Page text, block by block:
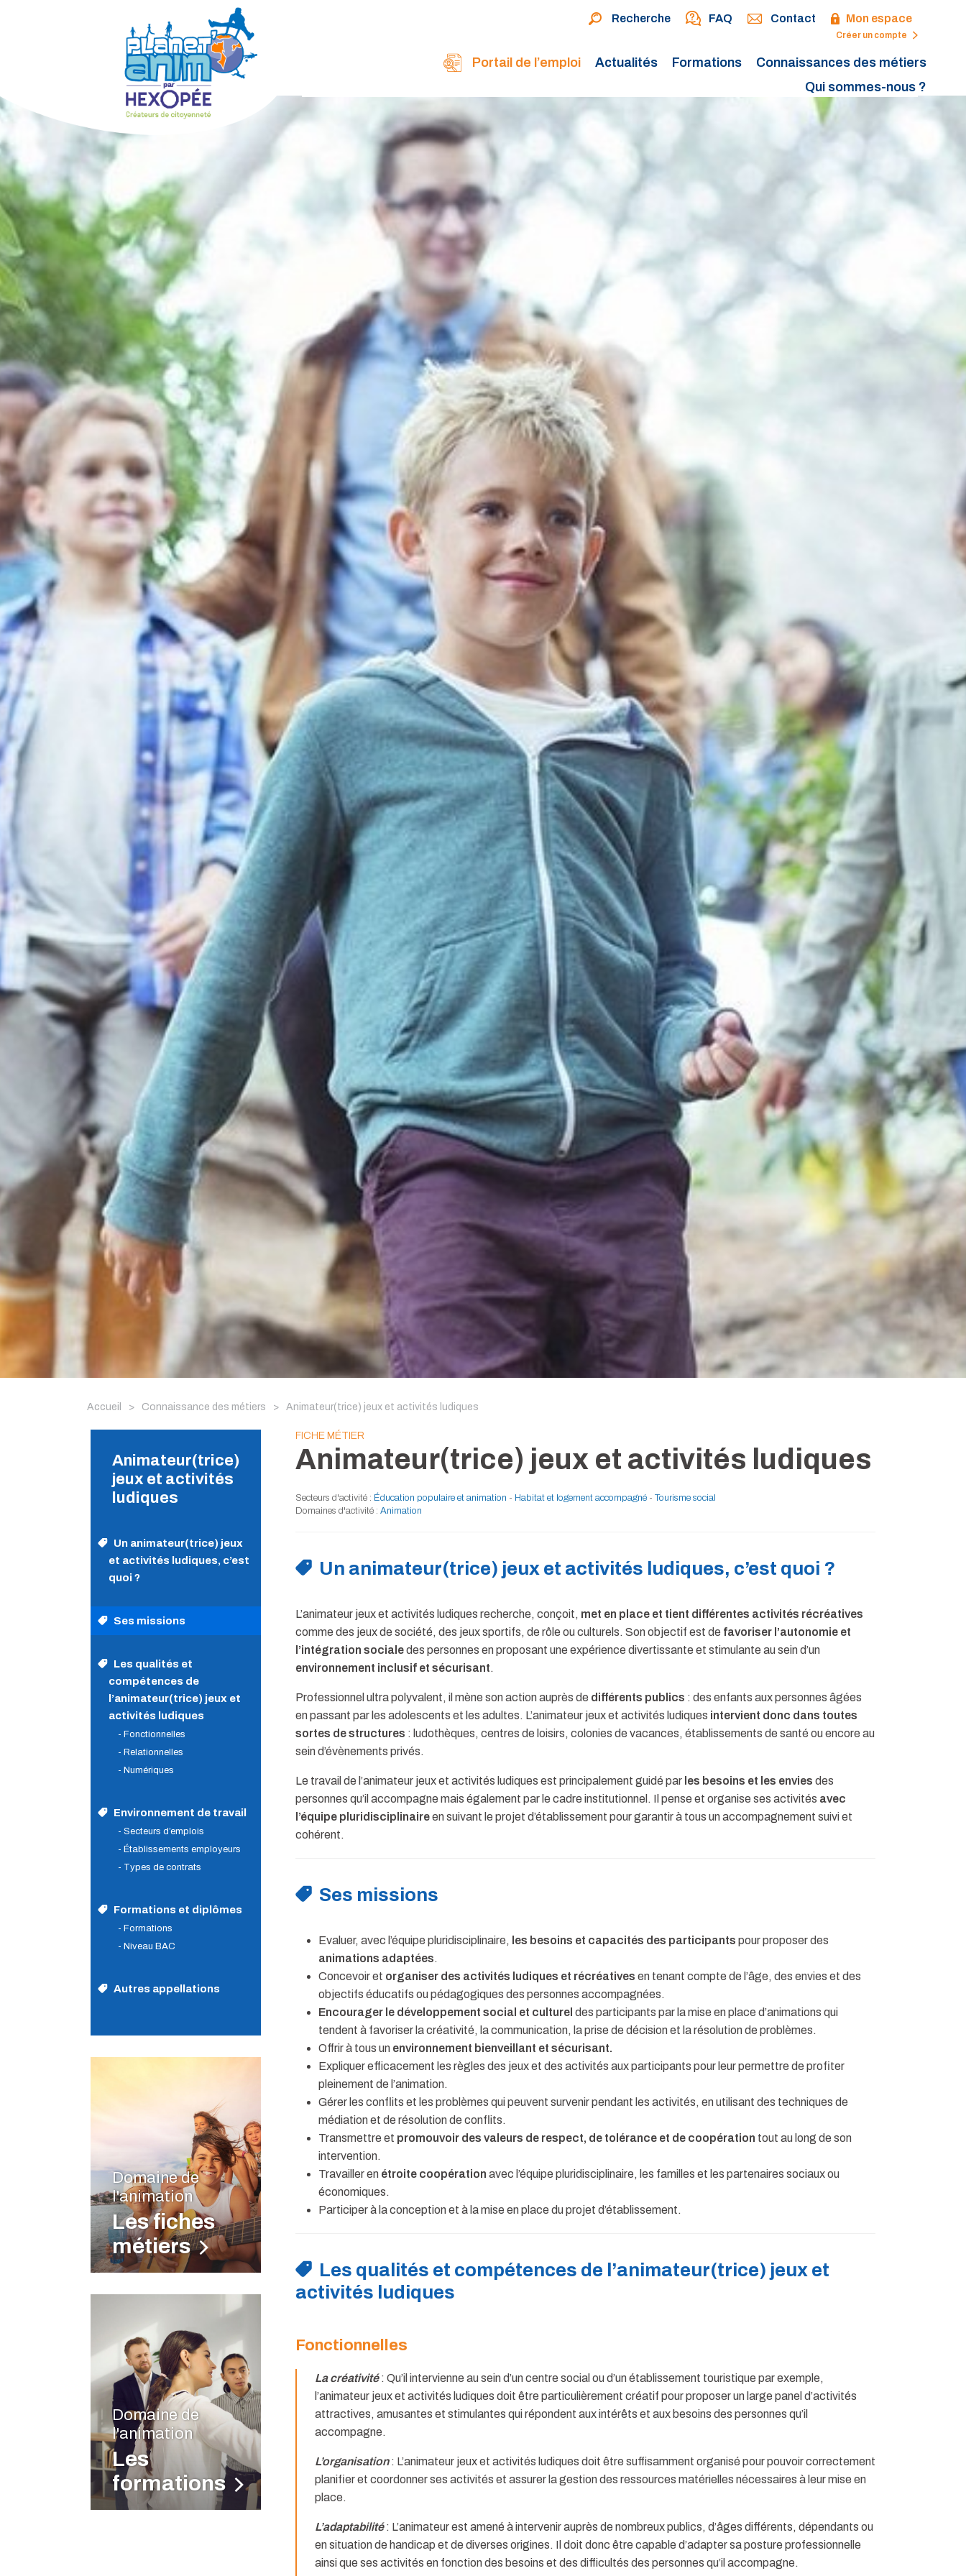
Recherche FAQ Contact Mon espace
Créer un compte
Portail de l’emploi Actualités Formations
Connaissances des métiers
Qui sommes-nous ?
Accueil > Connaissance des métiers > Animateur(trice) jeux et activités ludiques
Animateur(trice)
jeux et activités
ludiques
Un animateur(trice) jeux
et activités ludiques, c’est
quoi ?
Ses missions
Les qualités et
compétences de
l’animateur(trice) jeux et
activités ludiques
- Fonctionnelles
- Relationnelles
- Numériques
Environnement de travail
- Secteurs d’emplois
- Établissements employeurs
- Types de contrats
Formations et diplômes
- Formations
- Niveau BAC
Autres appellations
Domaine de
l'animation
Les fiches
métiers
Domaine de
l'animation
Les
formations
FICHE MÉTIER
Animateur(trice) jeux et activités ludiques
Secteurs d'activité : Éducation populaire et animation - Habitat et logement accompagné - Tourisme social
Domaines d'activité : Animation
Un animateur(trice) jeux et activités ludiques, c’est quoi ?
L’animateur jeux et activités ludiques recherche, conçoit, met en place et tient différentes activités récréatives
comme des jeux de société, des jeux sportifs, de rôle ou culturels. Son objectif est de favoriser l’autonomie et
l’intégration socialedes personnes en proposant une expérience divertissante et stimulante au sein d’un
environnement inclusif et sécurisant.
Professionnel ultra polyvalent, il mène son action auprès de différents publics : des enfants aux personnes âgées
en passant par les adolescents et les adultes. L’animateur jeux et activités ludiques intervient donc dans toutes
sortes de structures : ludothèques, centres de loisirs, colonies de vacances, établissements de santé ou encore au
sein d’évènements privés.
Le travail de l’animateur jeux et activités ludiques est principalement guidé par les besoins et les envies des
personnes qu’il accompagne mais également par le cadre institutionnel. Il pense et organise ses activités avec
l’équipe pluridisciplinaireen suivant le projet d’établissement pour garantir à tous un accompagnement suivi et
cohérent.
Ses missions
Evaluer, avec l’équipe pluridisciplinaire, les besoins et capacités des participants pour proposer des
animations adaptées.
Concevoir et organiser des activités ludiques et récréatives en tenant compte de l’âge, des envies et des
objectifs éducatifs ou pédagogiques des personnes accompagnées.
Encourager le développement social et culturel des participants par la mise en place d’animations qui
tendent à favoriser la créativité, la communication, la prise de décision et la résolution de problèmes.
Offrir à tous un environnement bienveillant et sécurisant.
Expliquer efficacement les règles des jeux et des activités aux participants pour leur permettre de profiter
pleinement de l’animation.
Gérer les conflits et les problèmes qui peuvent survenir pendant les activités, en utilisant des techniques de
médiation et de résolution de conflits.
Transmettre et promouvoir des valeurs de respect, de tolérance et de coopération tout au long de son
intervention.
Travailler en étroite coopération avec l’équipe pluridisciplinaire, les familles et les partenaires sociaux ou
économiques.
Participer à la conception et à la mise en place du projet d’établissement.
Les qualités et compétences de l’animateur(trice) jeux et
activités ludiques
Fonctionnelles
La créativité: Qu’il intervienne au sein d’un centre social ou d’un établissement touristique par exemple,
l’animateur jeux et activités ludiques doit être particulièrement créatif pour proposer un large panel d’activités
attractives, amusantes et stimulantes qui répondent aux intérêts et aux besoins des personnes qu’il
accompagne.
L’organisation: L’animateur jeux et activités ludiques doit être suffisamment organisé pour pouvoir correctement
planifier et coordonner ses activités et assurer la gestion des ressources matérielles nécessaires à leur mise en
place.
L’adaptabilité: L’animateur est amené à intervenir auprès de nombreux publics, d’âges différents, dépendants ou
en situation de handicap et de diverses origines. Il doit donc être capable d’adapter sa posture professionnelle
ainsi que ses activités en fonction des besoins et des difficultés des personnes qu’il accompagne.